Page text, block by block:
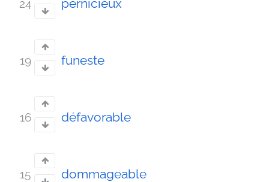
24 pernicieux
19 funeste
16 défavorable
15 dommageable